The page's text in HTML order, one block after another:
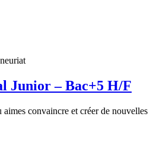
Junior – Bac+5 H/F
convaincre et créer de nouvelles